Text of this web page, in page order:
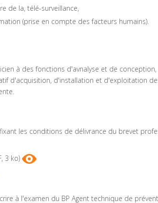
de la, télé-surveillance,
(prise en compte des facteurs humains).
à des fonctions d'avnalyse et de
d'acquisition, d'installation et d'exploitation
les conditions de délivrance du brevet
3 ko)
à l'examen du BP Agent technique de